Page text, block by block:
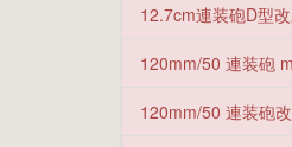
12.7cm連装砲D型
120mm/50 連装砲
120mm/50 連装砲